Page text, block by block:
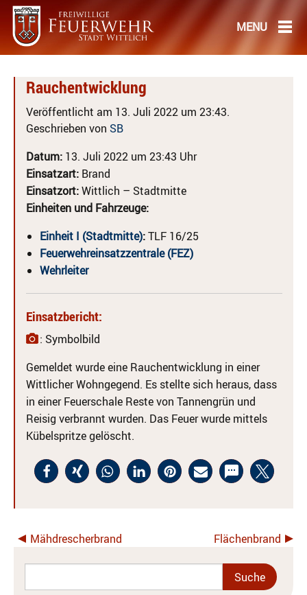
Rauchentwicklung
Veröffentlicht am 13. Juli 2022 um 23:43.
Geschrieben von SB
Datum: 13. Juli 2022 um 23:43 Uhr
Einsatzart: Brand
Einsatzort:Wittlich – Stadtmitte
Einheiten und Fahrzeuge:
Einheit I (Stadtmitte):TLF 16/25
Feuerwehreinsatzzentrale (FEZ)
Wehrleiter
Einsatzbericht:
: Symbolbild
Gemeldet wurde eine Rauchentwicklung in einer
Wittlicher Wohngegend. Es stellte sich heraus, dass
in einer Feuerschale Reste von Tannengrün und
Reisig verbrannt wurden. Das Feuer wurde mittels
Kübelspritze gelöscht.
Mähdrescherbrand Flächenbrand